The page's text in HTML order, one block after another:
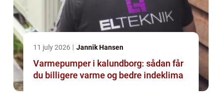
11 july 2026 Jannik Hansen
Varmepumper i kalundborg: sådan får
du billigere varme og bedre indeklima